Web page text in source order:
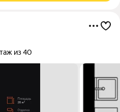
из 40